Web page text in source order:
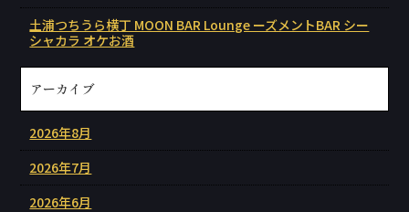
土浦つちうら横丁 MOON BAR Lounge ーズメントBAR シー
シャカラ オケお酒
アーカイブ
2026年8月
2026年7月
2026年6月